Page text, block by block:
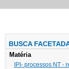
BUSCA
Matéria
IPI- processos NT -